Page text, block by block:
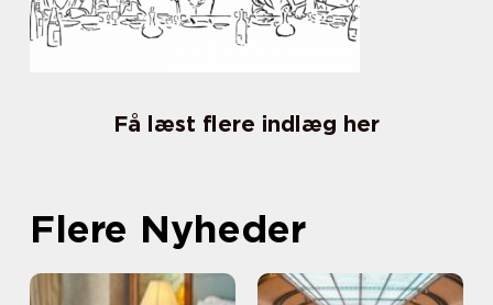
Få læst flere indlæg her
Flere Nyheder